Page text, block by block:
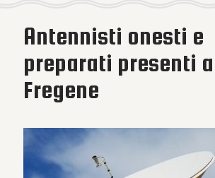
Antennisti onesti e
preparati presenti a
Fregene